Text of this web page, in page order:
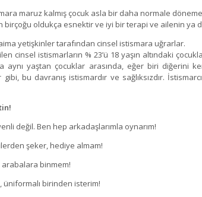
maruz kalmış çocuk asla bir daha normale
birçoğu oldukça esnektir ve iyi bir terapi ve ailenin ya
yetişkinler tarafından cinsel istismara uğrarlar.
cinsel istismarların % 23’ü 18 yaşın altındaki
aynı yaştan çocuklar arasında, eğer biri diğerini
bu davranış istismardır ve sağlıksızdır.
değil. Ben hep arkadaşlarımla oynarım!
şeker, hediye almam!
binmem!
üniformalı birinden isterim!